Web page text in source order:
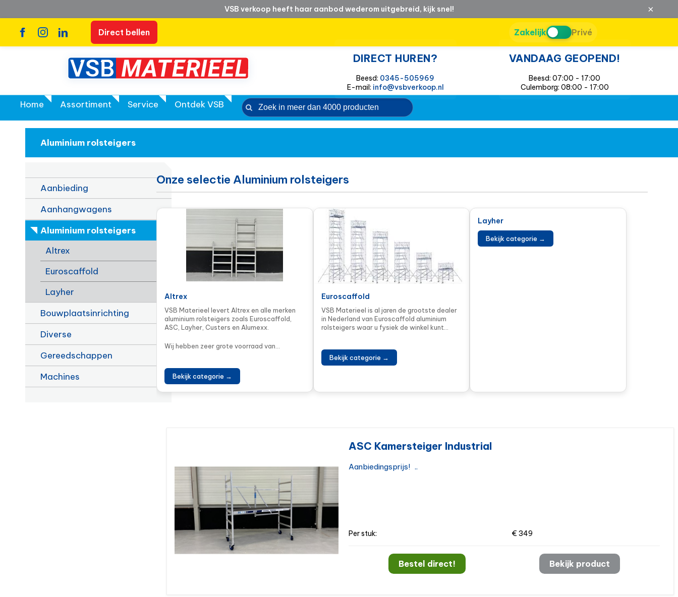
VSB verkoop heeft haar aanbod wederom uitgebreid, kijk snel! ×
Direct bellen Zakelijk Privé
DIRECT HUREN?
Beesd: 0345-505969
E-mail: info@vsbverkoop.nl
VANDAAG GEOPEND!
Beesd: 07:00 - 17:00
Culemborg: 08:00 - 17:00
Home Assortiment Service Ontdek VSB
Aluminium rolsteigers
Aanbieding
Aanhangwagens
Aluminium rolsteigers
Altrex
Euroscaffold
Layher
Bouwplaatsinrichting
Diverse
Gereedschappen
Machines
Onze selectie Aluminium rolsteigers
Altrex
VSB Materieel levert Altrex en alle merken
aluminium rolsteigers zoals Euroscaffold,
ASC, Layher, Custers en Alumexx.
Wij hebben zeer grote voorraad van...
Bekijk categorie →
Euroscaffold
VSB Materieel is al jaren de grootste dealer
in Nederland van Euroscaffold aluminium
rolsteigers waar u fysiek de winkel kunt...
Bekijk categorie →
Layher
Bekijk categorie →
ASC Kamersteiger Industrial
Aanbiedingsprijs! ..
Per stuk: € 349
Bestel direct! Bekijk product